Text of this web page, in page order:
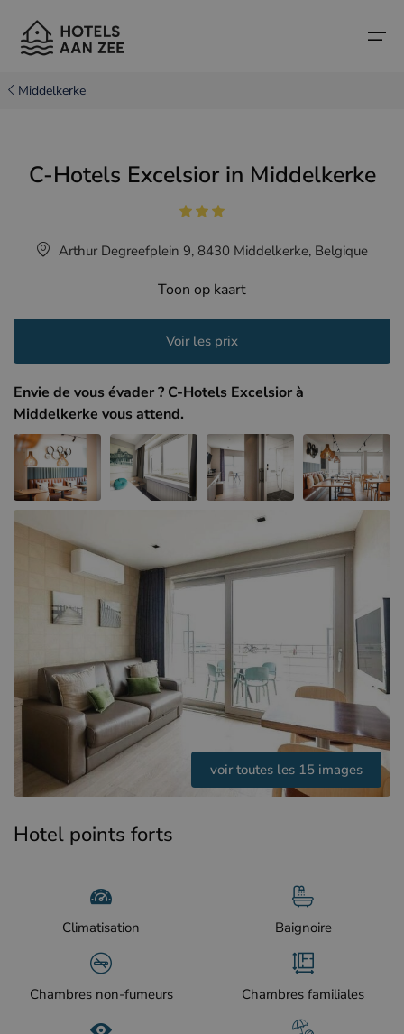
Villes balnéaires populaires
Villes balnéaires populaires
Hôtels à Knokke (BE)
Hôtels à Bruges (BE)
Hôtels à Blankenberge (BE)
Hôtels à Middelkerke (BE)
Hôtels à Sluis (NL)
Hôtels à Renesse (NL)
Hôtels à Dunkerque (FR)
Pays
Côte néerlandaise
Côte nord de la France
Hôtels-boutiques
Middelkerke
C-Hotels Excelsior in Middelkerke
Arthur Degreefplein 9, 8430 Middelkerke, Belgique
Toon op kaart
Voir les prix
Envie de vous évader ? C-Hotels Excelsior à
Middelkerke vous attend.
voir toutes les 15 images
Hotel points forts
Climatisation Baignoire
Chambres non-fumeurs Chambres familiales